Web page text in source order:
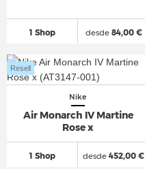
1 Shop desde84,00 €
Nike
Air Monarch IV Martine
Rose x
1 Shop
Resell
desde 452,00 €